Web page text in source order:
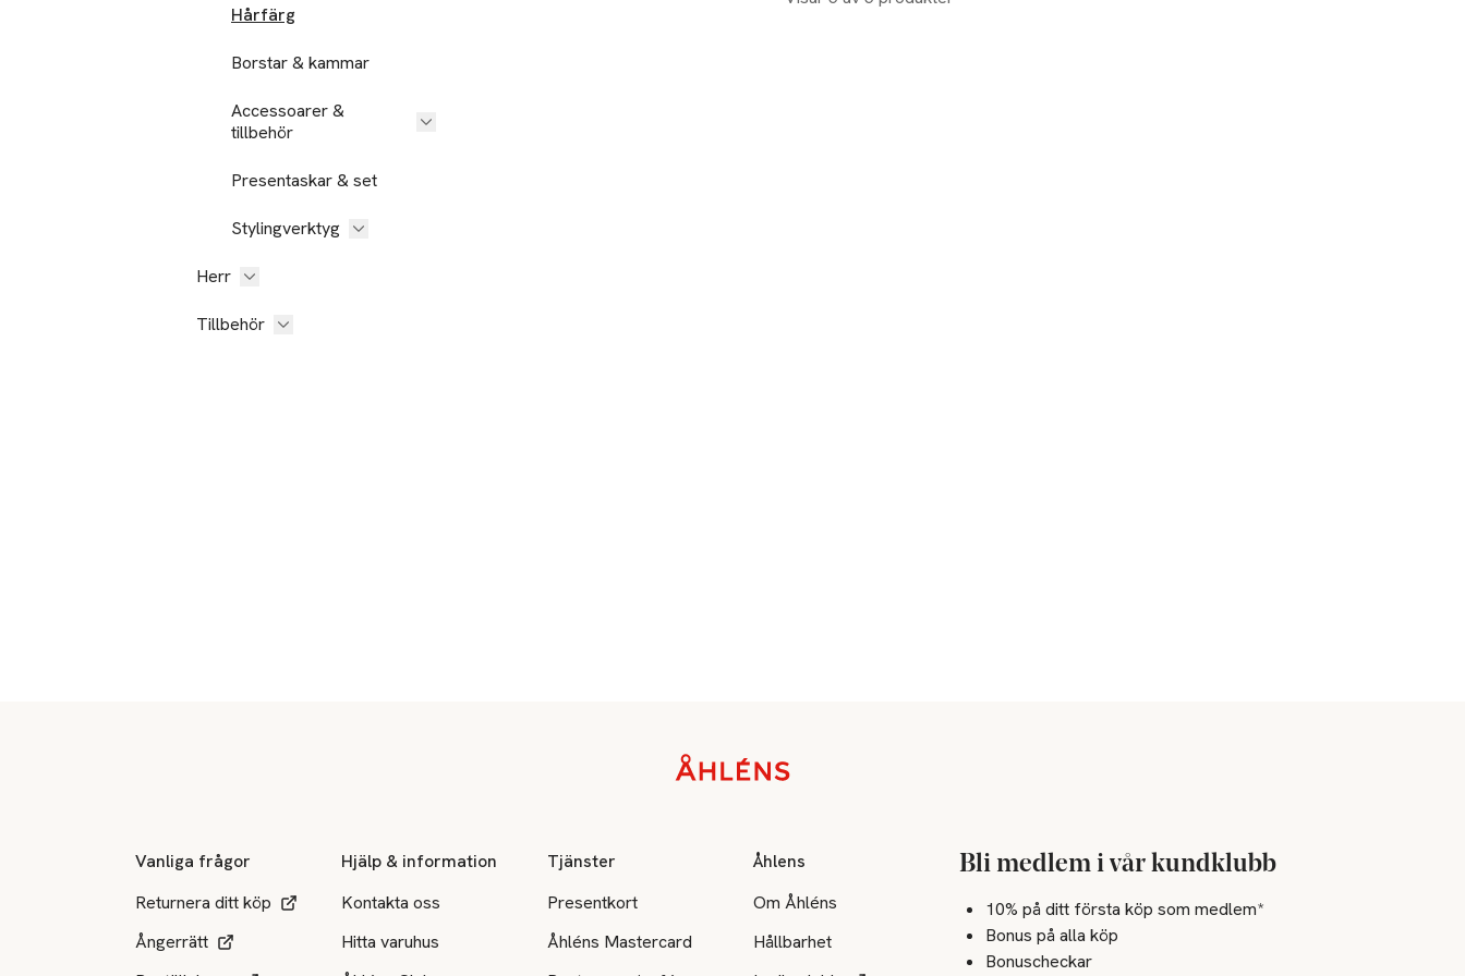
Hårfärg
Borstar & kammar
Accessoarer &
tillbehör
Presentaskar & set
Stylingverktyg
Herr
Tillbehör
Vanliga frågor
Returnera ditt köp
Ångerrätt
Hjälp & information
Kontakta oss
Hitta varuhus
Tjänster
Presentkort
Åhléns Mastercard
Åhlens
Om Åhléns
Hållbarhet
Bli medlem i vår kundklubb
10% på ditt första köp som medlem*
Bonus på alla köp
Bonuscheckar